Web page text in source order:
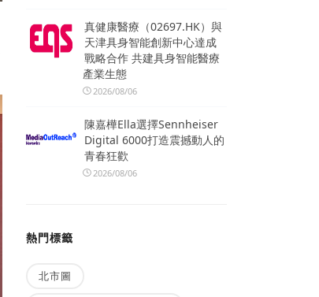
真健康醫療（02697.HK）與
天津具身智能創新中心達成
戰略合作 共建具身智能醫療
產業生態
2026/08/06
陳嘉樺Ella選擇Sennheiser
Digital 6000打造震撼動人的
青春狂歡
2026/08/06
熱門標籤
北市圖